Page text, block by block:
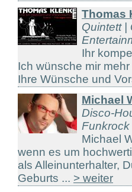
Thomas
Quintett |
Ihr
Ich wünsche mir
Ihre Wünsche und
Michael
Disco-
Funkrock
Michael
wenn es um
als Alleinunterhalter,
Geburts ... > weiter